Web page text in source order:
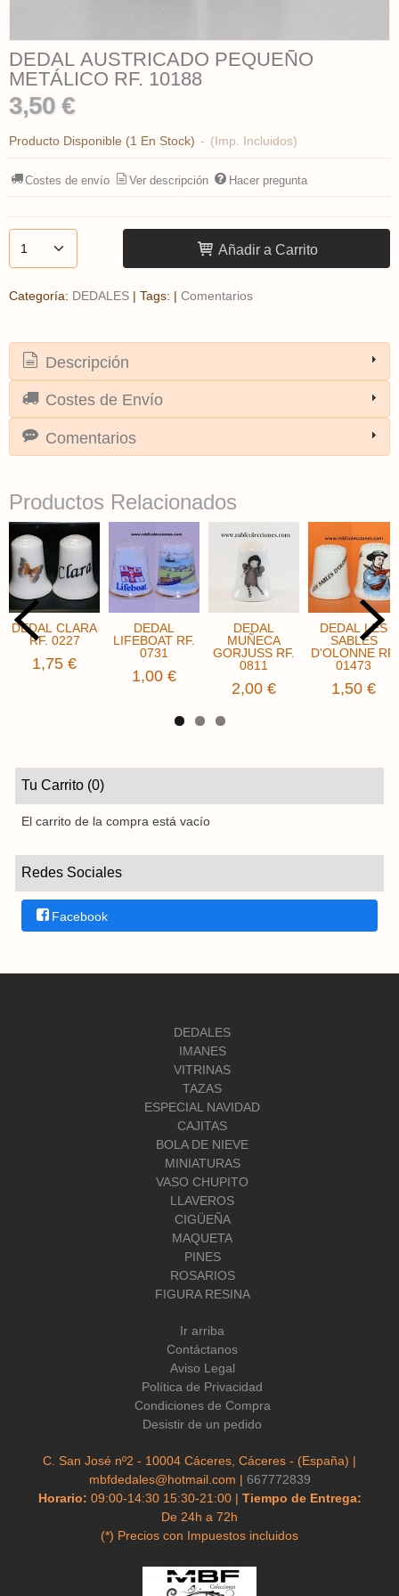
Tu Carrito (0)
El carrito de la compra está vacío
Redes Sociales
Facebook
DEDAL AUSTRICADO PEQUEÑO
METÁLICO RF. 10188
3,50 €
Producto Disponible (1 En Stock) - (Imp. Incluidos)
Costes de envío Ver descripción Hacer pregunta
Añadir a Carrito
Categoría: DEDALES | Tags: | Comentarios
Descripción
Costes de Envío
Comentarios
Productos Relacionados
DEDAL CLARA
RF. 0227
1,75 €
DEDAL
LIFEBOAT RF.
0731
1,00 €
DEDAL
MUÑECA
GORJUSS RF.
0811
2,00 €
DEDAL LES
SABLES
D'OLONNE RF.
01473
1,50 €
DEDALES
IMANES
VITRINAS
TAZAS
ESPECIAL NAVIDAD
CAJITAS
BOLA DE NIEVE
MINIATURAS
VASO CHUPITO
LLAVEROS
CIGÜEÑA
MAQUETA
PINES
ROSARIOS
FIGURA RESINA
Ir arriba
Contáctanos
Aviso Legal
Política de Privacidad
Condiciones de Compra
Desistir de un pedido
C. San José nº2 - 10004 Cáceres, Cáceres - (España) |
mbfdedales@hotmail.com | 667772839
Horario: 09:00-14:30 15:30-21:00 | Tiempo de Entrega:
De 24h a 72h
(*) Precios con Impuestos incluidos